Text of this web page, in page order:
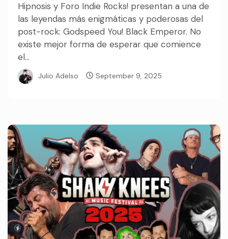
Hipnosis y Foro Indie Rocks! presentan a una de
las leyendas más enigmáticas y poderosas del
post-rock: Godspeed You! Black Emperor. No
existe mejor forma de esperar que comience
el...
Julio Adelso September 9, 2025